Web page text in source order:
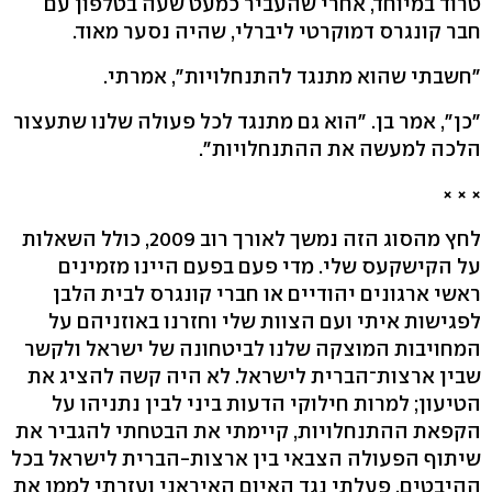
חבר קונגרס דמוקרטי ליברלי, שהיה נסער מאוד.
"חשבתי שהוא מתנגד להתנחלויות", אמרתי.
"כן", אמר בן. "הוא גם מתנגד לכל פעולה שלנו שתעצור
הלכה למעשה את ההתנחלויות".
× × ×
לחץ מהסוג הזה נמשך לאורך רוב 2009, כולל השאלות
על הקישקעס שלי. מדי פעם בפעם היינו מזמינים
ראשי ארגונים יהודיים או חברי קונגרס לבית הלבן
לפגישות איתי ועם הצוות שלי וחזרנו באוזניהם על
המחויבות המוצקה שלנו לביטחונה של ישראל ולקשר
שבין ארצות־הברית לישראל. לא היה קשה להציג את
הטיעון; למרות חילוקי הדעות ביני לבין נתניהו על
הקפאת ההתנחלויות, קיימתי את הבטחתי להגביר את
שיתוף הפעולה הצבאי בין ארצות-הברית לישראל בכל
ההיבטים, פעלתי נגד האיום האיראני ועזרתי לממן את